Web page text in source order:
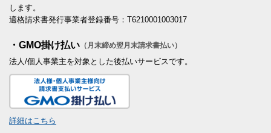
します。
適格請求書発行事業者登録番号：T6210001003017
・GMO掛け払い （月末締め翌月末請求書払い）
法人/個人事業主を対象とした後払いサービスです。
詳細はこちら